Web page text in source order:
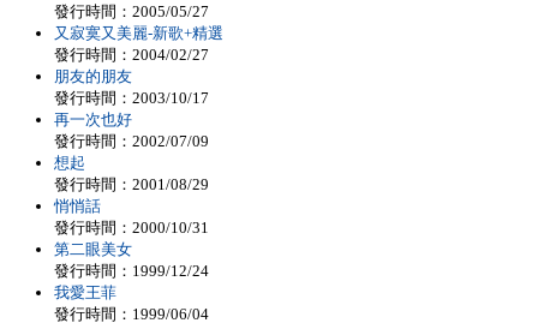
發行時間：2005/05/27
又寂寞又美麗-新歌+精選
發行時間：2004/02/27
朋友的朋友
發行時間：2003/10/17
再一次也好
發行時間：2002/07/09
想起
發行時間：2001/08/29
悄悄話
發行時間：2000/10/31
第二眼美女
發行時間：1999/12/24
我愛王菲
發行時間：1999/06/04